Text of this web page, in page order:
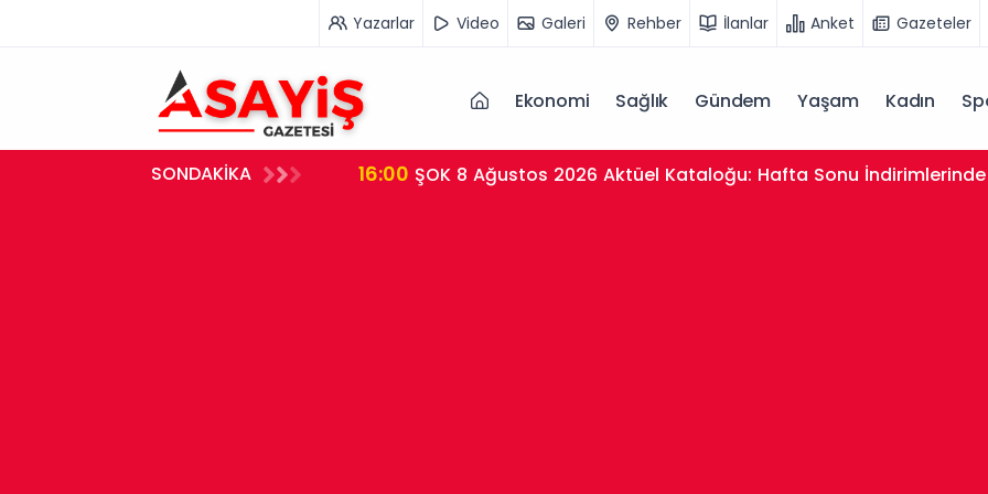
Yazarlar Video Galeri Rehber İlanlar Anket Gazeteler
Ekonomi Sağlık Gündem Yaşam Kadın
SONDAKİKA
Tutuklandı 16:00 ŞOK 8 Ağustos 2026 Aktüel Kataloğu: Hafta Sonu İndirimlerinde